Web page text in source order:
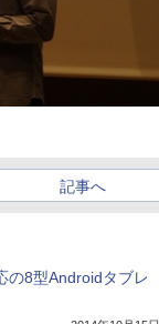
記事へ
の8型Androidタブレ